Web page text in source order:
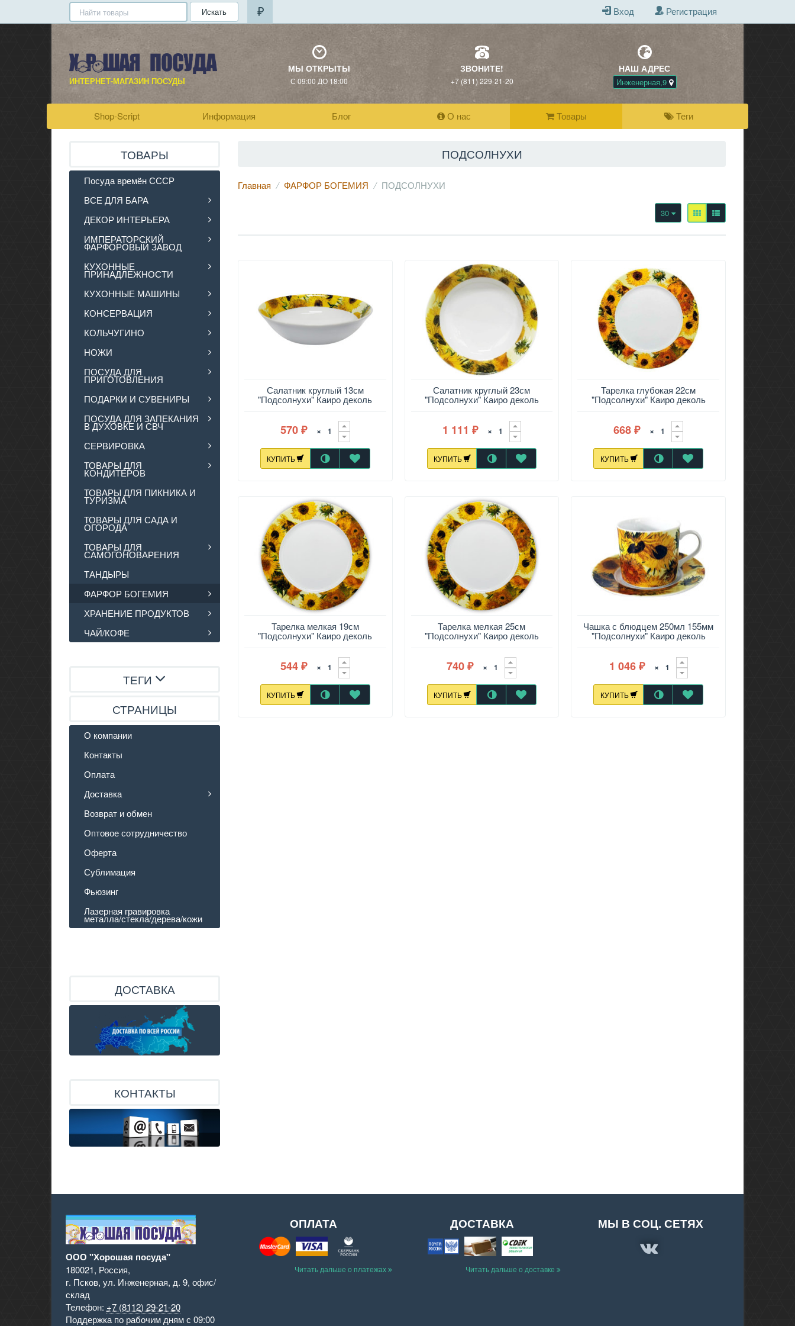
Искать Вход Регистрация
ИНТЕРНЕТ-МАГАЗИН ПОСУДЫ
МЫ ОТКРЫТЫ
С 09:00 ДО 18:00
ЗВОНИТЕ!
+7 (811) 229-21-20
НАШ АДРЕС
Инженерная,9
Shop-Script Информация Блог О нас Товары Теги
ПОДСОЛНУХИ
Главная ФАРФОР БОГЕМИЯ ПОДСОЛНУХИ
30
Салатник круглый 13см
"Подсолнухи" Каиро деколь
570 ₽ ×
КУПИТЬ
Салатник круглый 23см
"Подсолнухи" Каиро деколь
1 111 ₽ ×
КУПИТЬ
Тарелка глубокая 22см
"Подсолнухи" Каиро деколь
668₽ ×
КУПИТЬ
Тарелка мелкая 19см
"Подсолнухи" Каиро деколь
544 ₽ ×
КУПИТЬ
Тарелка мелкая 25см
"Подсолнухи" Каиро деколь
740₽ ×
КУПИТЬ
Чашка с блюдцем 250мл 155мм
"Подсолнухи" Каиро деколь
1 046 ₽ ×
КУПИТЬ
ТОВАРЫ
Посуда времён СССР
ВСЕ ДЛЯ БАРА
ДЕКОР ИНТЕРЬЕРА
ИМПЕРАТОРСКИЙ
ФАРФОРОВЫЙ ЗАВОД
КУХОННЫЕ
ПРИНАДЛЕЖНОСТИ
КУХОННЫЕ МАШИНЫ
КОНСЕРВАЦИЯ
КОЛЬЧУГИНО
НОЖИ
ПОСУДА ДЛЯ
ПРИГОТОВЛЕНИЯ
ПОДАРКИ И СУВЕНИРЫ
ПОСУДА ДЛЯ ЗАПЕКАНИЯ
В ДУХОВКЕ И СВЧ
СЕРВИРОВКА
ТОВАРЫ ДЛЯ
КОНДИТЕРОВ
ТОВАРЫ ДЛЯ ПИКНИКА И
ТУРИЗМА
ТОВАРЫ ДЛЯ САДА И
ОГОРОДА
ТОВАРЫ ДЛЯ
САМОГОНОВАРЕНИЯ
ТАНДЫРЫ
ФАРФОР БОГЕМИЯ
ХРАНЕНИЕ ПРОДУКТОВ
ЧАЙ/КОФЕ
ТЕГИ
СТРАНИЦЫ
О компании
Контакты
Оплата
Доставка
Возврат и обмен
Оптовое сотрудничество
Оферта
Сублимация
Фьюзинг
Лазерная гравировка
металла/стекла/дерева/кожи
ДОСТАВКА
КОНТАКТЫ
ООО "Хорошая посуда"
180021, Россия,
г. Псков, ул. Инженерная, д. 9, офис/
склад
Телефон: +7 (8112) 29-21-20
Поддержка по рабочим дням с 09:00
ОПЛАТА
Читать дальше о платежах
ДОСТАВКА
Читать дальше о доставке
МЫ В СОЦ. СЕТЯХ